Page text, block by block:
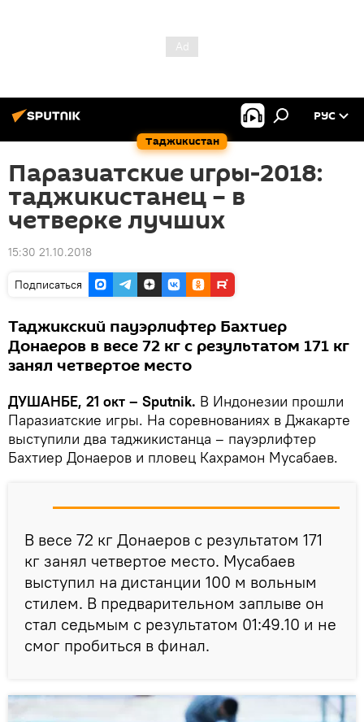
Таджикистан
РУС
Паразиатские игры-2018:
таджикистанец – в
четверке лучших
15:30 21.10.2018
Подписаться
Таджикский пауэрлифтер Бахтиер
Донаеров в весе 72 кг с результатом 171 кг
занял четвертое место
ДУШАНБЕ, 21 окт – Sputnik. В Индонезии прошли
Паразиатские игры. На соревнованиях в Джакарте
выступили два таджикистанца – пауэрлифтер
Бахтиер Донаеров и пловец Кахрамон Мусабаев.
В весе 72 кг Донаеров с результатом 171
кг занял четвертое место. Мусабаев
выступил на дистанции 100 м вольным
стилем. В предварительном заплыве он
стал седьмым с результатом 01:49.10 и не
смог пробиться в финал.